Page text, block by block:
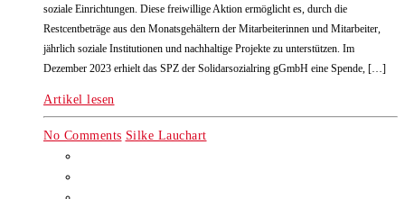
soziale Einrichtungen. Diese freiwillige Aktion ermöglicht es, durch die
Restcentbeträge aus den Monatsgehältern der Mitarbeiterinnen und Mitarbeiter,
jährlich soziale Institutionen und nachhaltige Projekte zu unterstützen. Im
Dezember 2023 erhielt das SPZ der Solidarsozialring gGmbH eine Spende, […]
Artikel lesen
No Comments Silke Lauchart